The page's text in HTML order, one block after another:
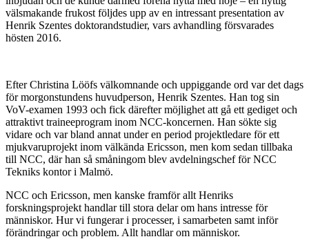
välsmakande frukost följdes upp av en intressant presentation av
Henrik Szentes doktorandstudier, vars avhandling försvarades
hösten 2016.
Efter Christina Lööfs välkomnande och uppiggande ord var det dags
för morgonstundens huvudperson, Henrik Szentes. Han tog sin
VoV-examen 1993 och fick därefter möjlighet att gå ett gediget och
attraktivt traineeprogram inom NCC-koncernen. Han sökte sig
vidare och var bland annat under en period projektledare för ett
mjukvaruprojekt inom välkända Ericsson, men kom sedan tillbaka
till NCC, där han så småningom blev avdelningschef för NCC
Tekniks kontor i Malmö.
NCC och Ericsson, men kanske framför allt Henriks
forskningsprojekt handlar till stora delar om hans intresse för
människor. Hur vi fungerar i processer, i samarbeten samt inför
förändringar och problem. Allt handlar om människor.